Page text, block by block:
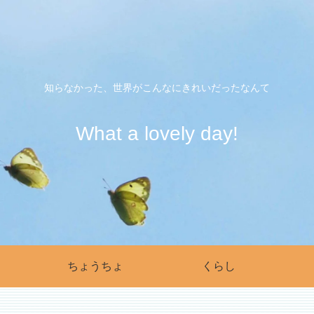
知らなかった、世界がこんなにきれいだったなんて
What a lovely day!
ちょうちょ くらし